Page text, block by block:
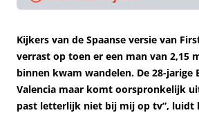
Kijkers van de Spaanse versie van
verrast op toen er een man van 2,15
binnen kwam wandelen. De 28-jarige
Valencia maar komt oorspronkelijk
past letterlijk niet bij mij op tv”, luidt